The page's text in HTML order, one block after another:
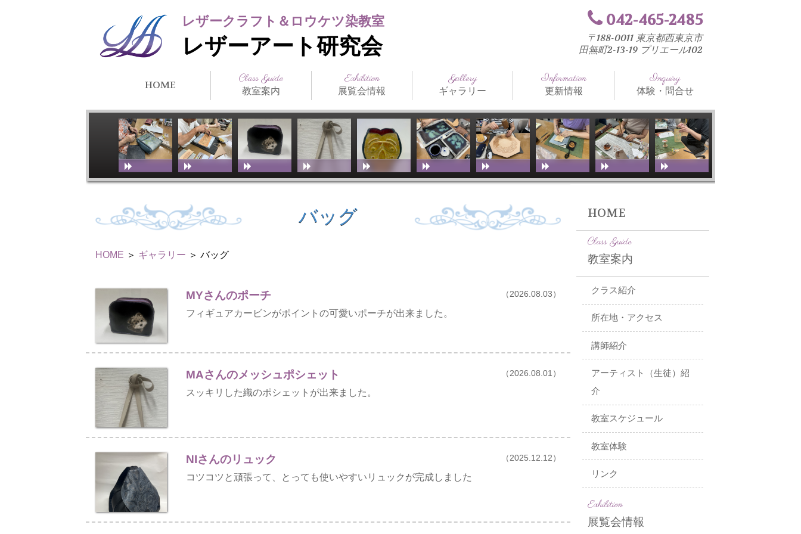
レザークラフト＆ロウケツ染教室
レザーアート研究会
042-465-2485
〒188-0011 東京都西東京市
田無町2-13-19 プリエール102
HOME Class Guide
教室案内
クラス紹介
所在地・アクセス
講師紹介
アーティスト（生
徒）紹介
教室スケジュール
教室体験
リンク
Exhibition
展覧会情報
まつだみちこ個展
教室展覧会
その他展覧会
日本の公募展
ILCE（International
Leather Craft
Exhibition）
日本革工芸展
海外の公募展
IFoLG
World Leather
Debut(Sheridan)
Gallery
ギャラリー
講師作品
生徒作品
作品別一覧
技法別一覧
販売品
メディア掲載
Information
更新情報
お知らせ
技法と工具
教室ブログ
Inquiry
体験・問合せ
バッグ
HOME ＞ ギャラリー ＞ バッグ
MYさんのポーチ （2026.08.03）
フィギュアカービンがポイントの可愛いポーチが出来ました。
MAさんのメッシュポシェット （2026.08.01）
スッキリした織のポシェットが出来ました。
NIさんのリュック （2025.12.12）
コツコツと頑張って、とっても使いやすいリュックが完成しました
HOME
Class Guide
教室案内
クラス紹介
所在地・アクセス
講師紹介
アーティスト（生徒）紹
介
教室スケジュール
教室体験
リンク
Exhibition
展覧会情報